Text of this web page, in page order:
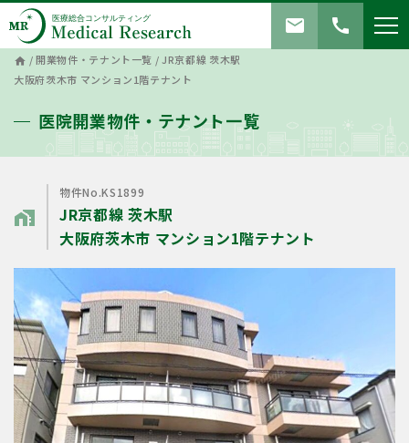
call
mail
home /開業物件・テナント一覧 /JR京都線 茨木駅
大阪府茨木市 マンション1階テナント
医院開業物件・テナント一覧
home_work
物件No.KS1899
JR京都線 茨木駅
大阪府茨木市 マンション1階テナント